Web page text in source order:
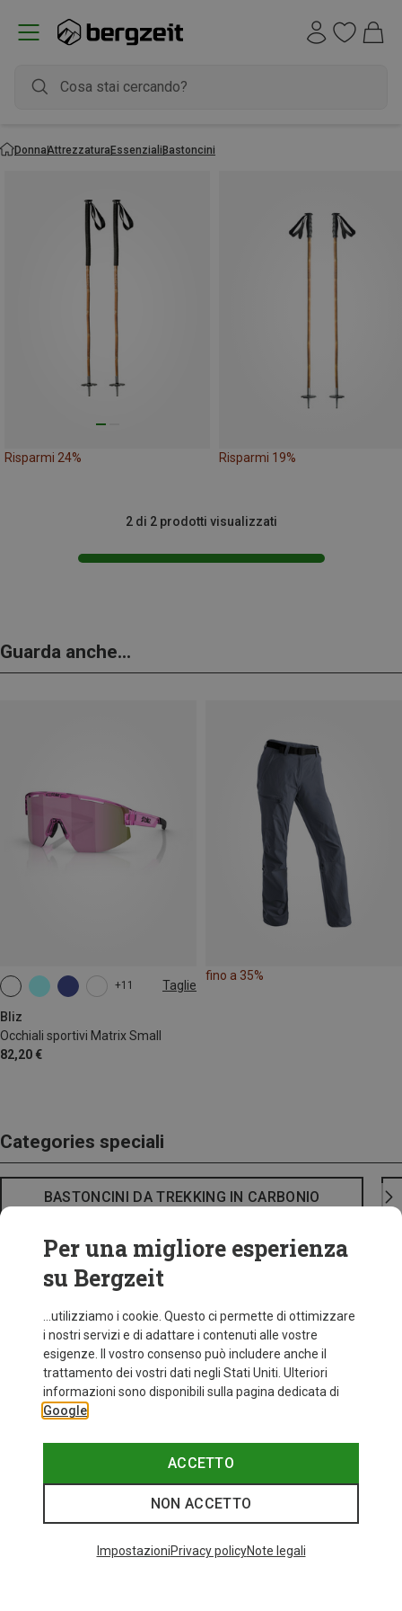
DonnaAttrezzaturaEssenzialiBastoncini
Risparmi 24% Risparmi 19%
2 di 2 prodotti visualizzati
Guarda anche...
+11 Taglie
Bliz
Occhiali sportivi Matrix Small
82,20 €
ONE SIZE
fino a 35%
Categories speciali
BASTONCINI DA TREKKING IN CARBONIO
Per una migliore esperienza
su Bergzeit
...utilizziamo i cookie. Questo ci permette di ottimizzare
i nostri servizi e di adattare i contenuti alle vostre
esigenze. Il vostro consenso può includere anche il
trattamento dei vostri dati negli Stati Uniti. Ulteriori
informazioni sono disponibili sulla pagina dedicata di
Google
ACCETTO
NON ACCETTO
ImpostazioniPrivacy policyNote legali